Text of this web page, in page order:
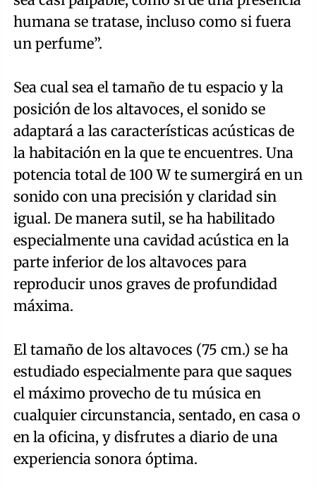
humana se tratase, incluso como si fuera
un perfume”.
Sea cual sea el tamaño de tu espacio y la
posición de los altavoces, el sonido se
adaptará a las características acústicas de
la habitación en la que te encuentres. Una
potencia total de 100 W te sumergirá en un
sonido con una precisión y claridad sin
igual. De manera sutil, se ha habilitado
especialmente una cavidad acústica en la
parte inferior de los altavoces para
reproducir unos graves de profundidad
máxima.
El tamaño de los altavoces (75 cm.) se ha
estudiado especialmente para que saques
el máximo provecho de tu música en
cualquier circunstancia, sentado, en casa o
en la oficina, y disfrutes a diario de una
experiencia sonora óptima.